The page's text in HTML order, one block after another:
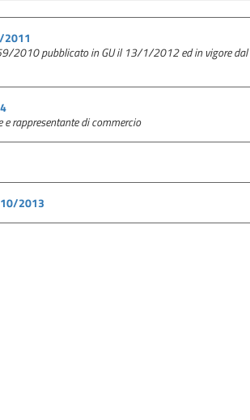
2011
2010 pubblicato in GU il 13/1/2012 ed in vigore dal
rappresentante di commercio
2013